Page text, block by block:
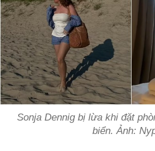
Sonja Dennig bị lừa khi đặt
biển. Ảnh: